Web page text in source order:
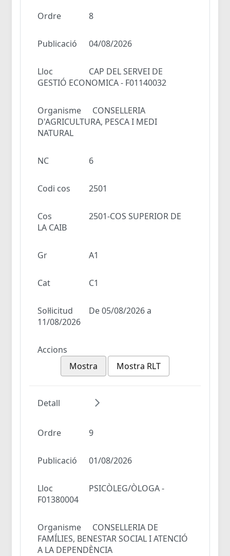
Ordre 8
Publicació 04/08/2026
Lloc
CAP DEL SERVEI DE
GESTIÓ ECONOMICA - F01140032
Organisme
CONSELLERIA
D'AGRICULTURA, PESCA I MEDI
NATURAL
NC 6
Codi cos 2501
Cos
2501-COS SUPERIOR DE
LA CAIB
Gr A1
Cat C1
Sol·licitud
De 05/08/2026 a
11/08/2026
Accions
Mostra
Mostra RLT
Detall
Ordre 9
Publicació 01/08/2026
Lloc
PSICÒLEG/ÒLOGA -
F01380004
Organisme
CONSELLERIA DE
FAMÍLIES, BENESTAR SOCIAL I ATENCIÓ
A LA DEPENDÈNCIA